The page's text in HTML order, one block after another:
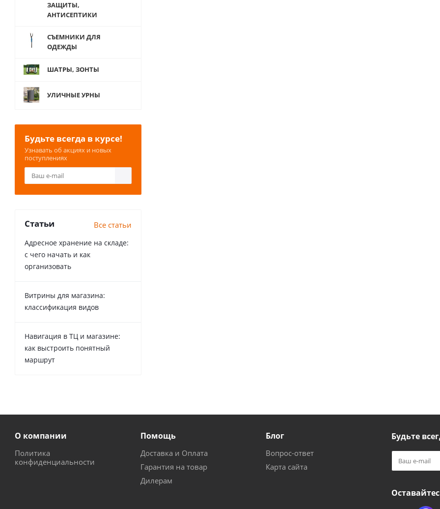
ЗАЩИТЫ,
АНТИСЕПТИКИ
СЪЕМНИКИ ДЛЯ
ОДЕЖДЫ
ШАТРЫ, ЗОНТЫ
УЛИЧНЫЕ УРНЫ
Будьте всегда в курсе!
Узнавать об акциях и новых
поступлениях
Статьи Все статьи
Адресное хранение на складе:
с чего начать и как
организовать
Витрины для магазина:
классификация видов
Навигация в ТЦ и магазине:
как выстроить понятный
маршрут
О компании
Политика
конфиденциальности
Помощь
Доставка и Оплата
Гарантия на товар
Дилерам
Блог
Вопрос-ответ
Карта сайта
Будьте